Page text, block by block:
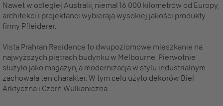
Nawet w odległej Australii, niemal 16 000 kilometrów od Europy,
architekci i projektanci wybierają wysokiej jakości produkty
firmy Pfleiderer.
Vista Prahran Residence to dwupoziomowe mieszkanie na
najwyższych piętrach budynku w Melbourne. Pierwotnie
służyło jako magazyn, a modernizacja w stylu industrialnym
zachowała ten charakter. W tym celu użyto dekorów Biel
Arktyczna i Czerń Wulkaniczna.